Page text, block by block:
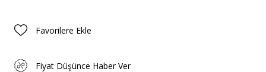
Favorilere Ekle
Fiyat Düşünce Haber Ver